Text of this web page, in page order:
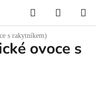
Hledat
KOŠÍK
s rakytníkem)
ovoce s